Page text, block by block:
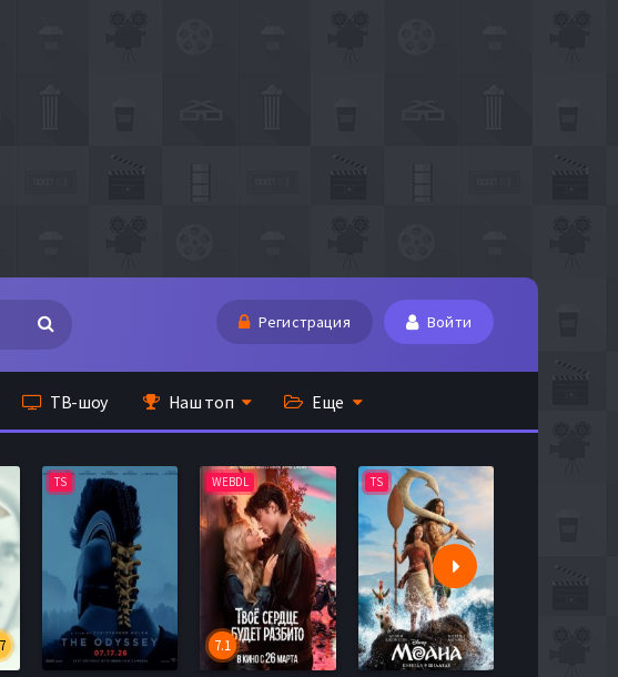
Регистрация Войти
ТВ-шоу Наш топ Еще
TS WEBDL
7.1
TS